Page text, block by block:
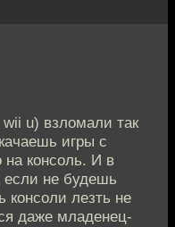
u) взломали так
игры с
консоль. И в
если не будешь
консоли лезть не
даже младенец-